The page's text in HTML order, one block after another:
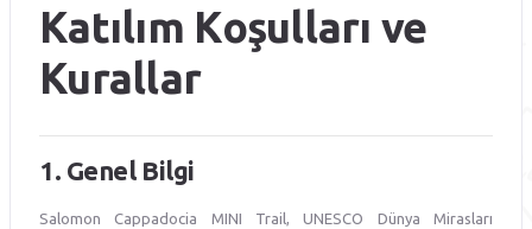
Katılım Koşulları ve
Kurallar
1. Genel Bilgi
Salomon Cappadocia MINI Trail, UNESCO Dünya Mirasları